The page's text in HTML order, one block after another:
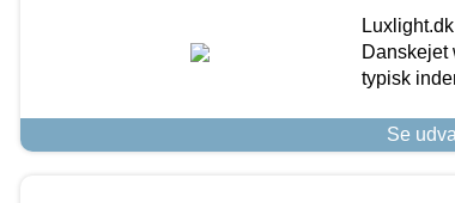
Danskejet
typisk
Se